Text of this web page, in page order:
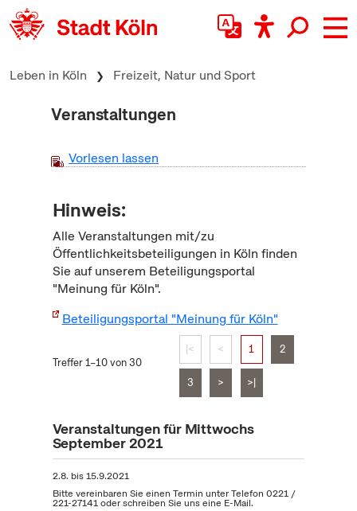
zum Inhalt springen
Leben in Köln Freizeit, Natur und Sport
Veranstaltungen
Vorlesen lassen
Hinweis:
Alle Veranstaltungen mit/zu
Öffentlichkeitsbeteiligungen in Köln finden
Sie auf unserem Beteiligungsportal
"Meinung für Köln".
Beteiligungsportal "Meinung für Köln"
Treffer 1–10 von 30
|< < 1 2
3 > >|
Veranstaltungen für Mittwochs
September 2021
2.8. bis15.9.2021
Bitte vereinbaren Sie einen Termin unter Telefon 0221 /
221-27141 oder schreiben Sie uns eine E-Mail.